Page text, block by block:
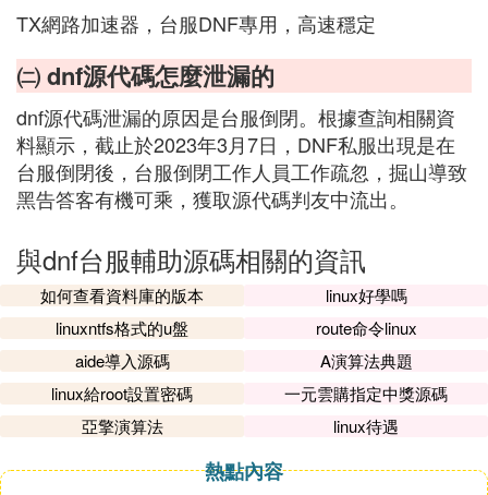
TX網路加速器，台服DNF專用，高速穩定
㈡ dnf源代碼怎麼泄漏的
dnf源代碼泄漏的原因是台服倒閉。根據查詢相關資
料顯示，截止於2023年3月7日，DNF私服出現是在
台服倒閉後，台服倒閉工作人員工作疏忽，掘山導致
黑告答客有機可乘，獲取源代碼判友中流出。
與dnf台服輔助源碼相關的資訊
如何查看資料庫的版本
linux好學嗎
linuxntfs格式的u盤
route命令linux
aide導入源碼
A演算法典題
linux給root設置密碼
一元雲購指定中獎源碼
亞擎演算法
linux待遇
熱點內容